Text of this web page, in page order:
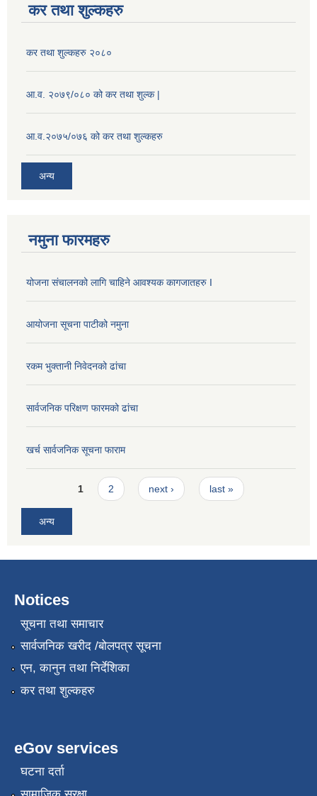
कर तथा शुल्कहरु
कर तथा शुल्कहरु २०८०
आ.व. २०७९/०८० को कर तथा शुल्क |
आ.व.२०७५/०७६ को कर तथा शुल्कहरु
अन्य
नमुना फारमहरु
योजना संचालनको लागि चाहिने आवश्यक कागजातहरु I
आयोजना सूचना पाटीको नमुना
रकम भुक्तानी निवेदनको ढांचा
सार्वजनिक परिक्षण फारमको ढांचा
खर्च सार्वजनिक सूचना फाराम
Pages1 2 next › last »
अन्य
Notices
सूचना तथा समाचार
सार्वजनिक खरीद /बोलपत्र सूचना
एन, कानुन तथा निर्देशिका
कर तथा शुल्कहरु
eGov services
घटना दर्ता